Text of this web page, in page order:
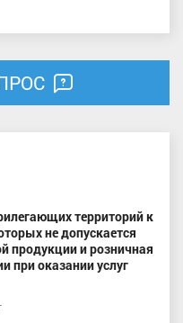
территорий к
не допускается
продукции и розничная
при оказании услуг